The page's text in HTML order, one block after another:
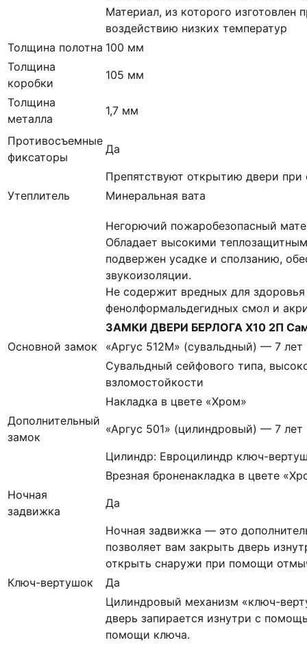
Материал, из которого изготовлен
воздействию низких температур
Толщина полотна 100 мм
Толщина
коробки
105 мм
Толщина
металла
1,7 мм
Противосъемные
фиксаторы
Да
Препятствуют открытию двери при
Утеплитель
Минеральная вата
Негорючий пожаробезопасный
Обладает высокими
подвержен усадке и сползанию,
звукоизоляции.
Не содержит вредных для
фенолформальдегидных смол и
ЗАМКИ ДВЕРИ БЕРЛОГА Х10 2П
Основной замок
«Аргус 512М» (сувальдный) — 7 лет
Сувальдный сейфового типа,
взломостойкости
Накладка в цвете «Хром»
Дополнительный
замок
«Аргус 501» (цилиндровый) — 7 лет
Цилиндр: Евроцилиндр ключ-
Врезная броненакладка в цвете
Ночная
задвижка
Да
Ночная задвижка — это
позволяет вам закрыть дверь
открыть снаружи при помощи
Ключ-вертушок
Да
Цилиндровый механизм «ключ-
дверь запирается изнутри с
помощи ключа.